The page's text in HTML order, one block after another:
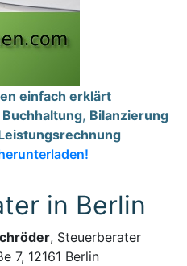
einfach erklärt
Buchhaltung, Bilanzierung
in Berlin
, Steuerberater
7, 12161 Berlin